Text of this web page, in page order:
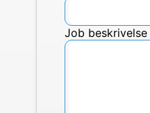
Job beskrivelse